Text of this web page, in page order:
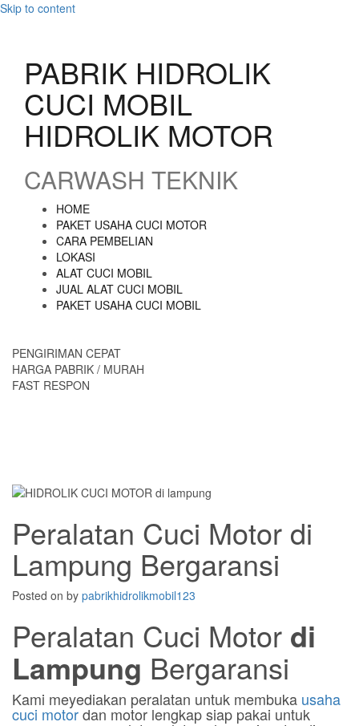
Skip to content
PABRIK HIDROLIK
CUCI MOBIL
HIDROLIK MOTOR
CARWASH TEKNIK
HOME
PAKET USAHA CUCI MOTOR
CARA PEMBELIAN
LOKASI
ALAT CUCI MOBIL
JUAL ALAT CUCI MOBIL
PAKET USAHA CUCI MOBIL
PENGIRIMAN CEPAT
HARGA PABRIK / MURAH
FAST RESPON
Peralatan Cuci Motor di
Lampung Bergaransi
Posted on by pabrikhidrolikmobil123
Peralatan Cuci Motor di
Lampung Bergaransi
Kami meyediakan peralatan untuk membuka usaha
cuci motordan motor lengkap siap pakai untuk